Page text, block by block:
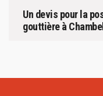
Un devis pour la
gouttière à